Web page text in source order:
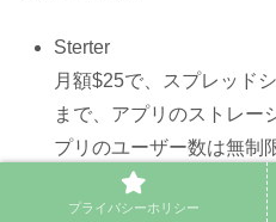
Sterter
月額$25で、スプレッド
まで、アプリのストレー
プリのユーザー数は無制
消すことができます。
プライバシーホリシー